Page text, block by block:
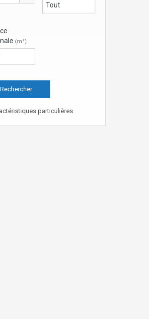
(m²)
particulières